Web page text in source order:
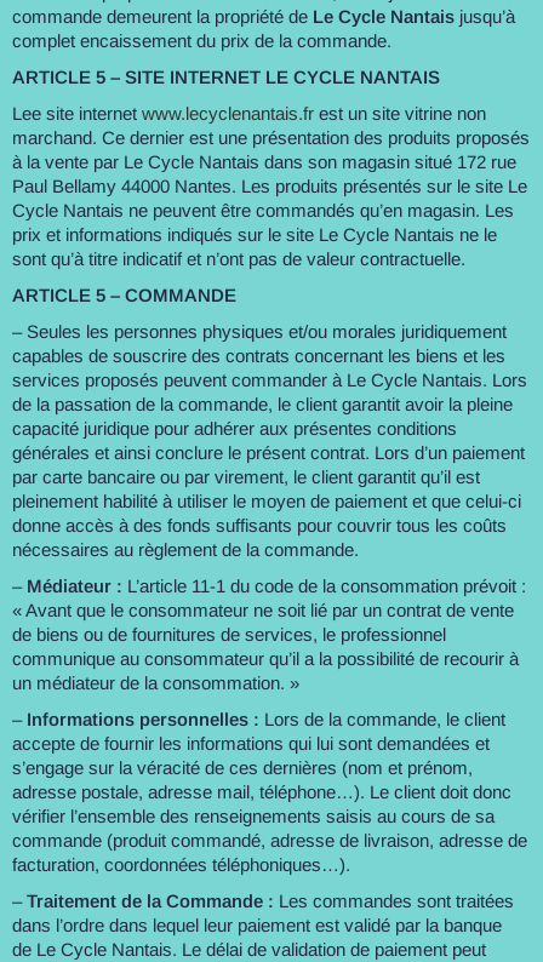
commande demeurent la propriété de Le Cycle Nantais jusqu’à
complet encaissement du prix de la commande.
ARTICLE 5 – SITE INTERNET LE CYCLE NANTAIS
Lee site internet www.lecyclenantais.fr est un site vitrine non
marchand. Ce dernier est une présentation des produits proposés
à la vente par Le Cycle Nantais dans son magasin situé 172 rue
Paul Bellamy 44000 Nantes. Les produits présentés sur le site Le
Cycle Nantais ne peuvent être commandés qu’en magasin. Les
prix et informations indiqués sur le site Le Cycle Nantais ne le
sont qu’à titre indicatif et n’ont pas de valeur contractuelle.
ARTICLE 5 – COMMANDE
– Seules les personnes physiques et/ou morales juridiquement
capables de souscrire des contrats concernant les biens et les
services proposés peuvent commander à Le Cycle Nantais. Lors
de la passation de la commande, le client garantit avoir la pleine
capacité juridique pour adhérer aux présentes conditions
générales et ainsi conclure le présent contrat. Lors d’un paiement
par carte bancaire ou par virement, le client garantit qu’il est
pleinement habilité à utiliser le moyen de paiement et que celui-ci
donne accès à des fonds suffisants pour couvrir tous les coûts
nécessaires au règlement de la commande.
– Médiateur : L’article 11-1 du code de la consommation prévoit :
« Avant que le consommateur ne soit lié par un contrat de vente
de biens ou de fournitures de services, le professionnel
communique au consommateur qu’il a la possibilité de recourir à
un médiateur de la consommation. »
– Informations personnelles : Lors de la commande, le client
accepte de fournir les informations qui lui sont demandées et
s’engage sur la véracité de ces dernières (nom et prénom,
adresse postale, adresse mail, téléphone…). Le client doit donc
vérifier l’ensemble des renseignements saisis au cours de sa
commande (produit commandé, adresse de livraison, adresse de
facturation, coordonnées téléphoniques…).
–Traitement de la Commande : Les commandes sont traitées
dans l’ordre dans lequel leur paiement est validé par la banque
de Le Cycle Nantais. Le délai de validation de paiement peut